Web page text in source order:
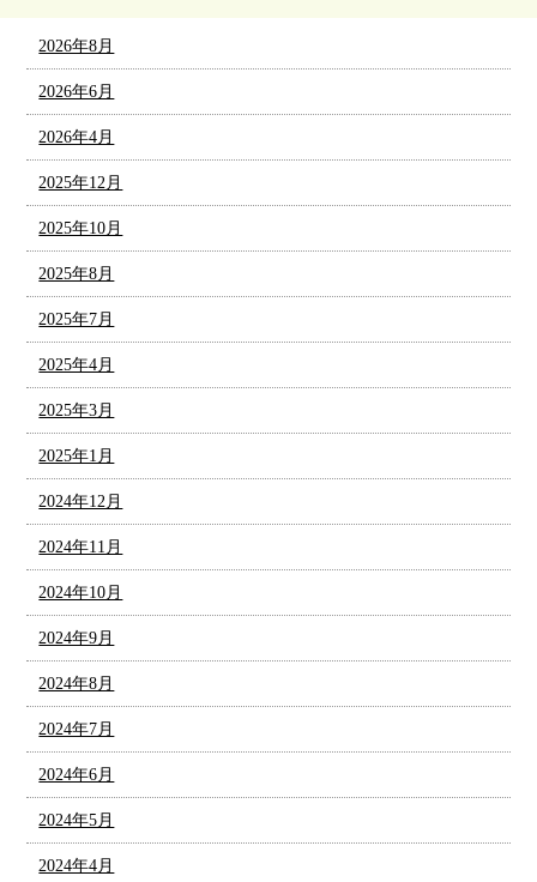
2026年8月
2026年6月
2026年4月
2025年12月
2025年10月
2025年8月
2025年7月
2025年4月
2025年3月
2025年1月
2024年12月
2024年11月
2024年10月
2024年9月
2024年8月
2024年7月
2024年6月
2024年5月
2024年4月